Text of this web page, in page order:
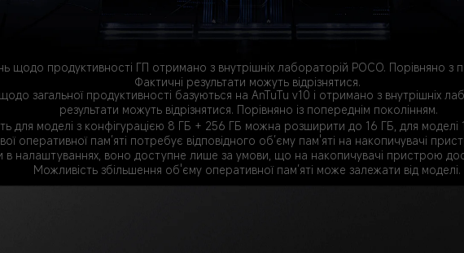
щодо продуктивності ГП отримано з внутрішніх лабораторій POCO. Порівняно з
Фактичні результати можуть відрізнятися.
загальної продуктивності базуються на AnTuTu v10 і отримано з внутрішніх
результати можуть відрізнятися. Порівняно із попереднім поколінням.
для моделі з конфігурацією 8 ГБ + 256 ГБ можна розширити до 16 ГБ, для моделі
оперативної пам’яті потребує відповідного об’єму пам'яті на накопичувачі
в налаштуваннях, воно доступне лише за умови, що на накопичувачі пристрою
Можливість збільшення об'єму оперативної пам’яті може залежати від моделі.